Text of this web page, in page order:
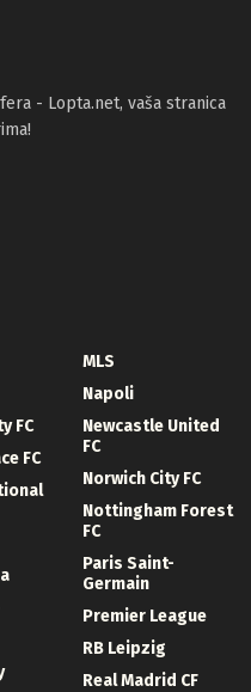
- Lopta.net, vaša stranica
FC
FC
MLS
Napoli
Newcastle United
FC
Norwich City FC
Nottingham Forest
FC
Paris Saint-
Germain
Premier League
RB Leipzig
Real Madrid CF